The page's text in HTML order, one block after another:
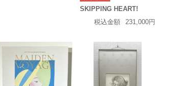
SKIPPING HEART!
税込金額
231,000円